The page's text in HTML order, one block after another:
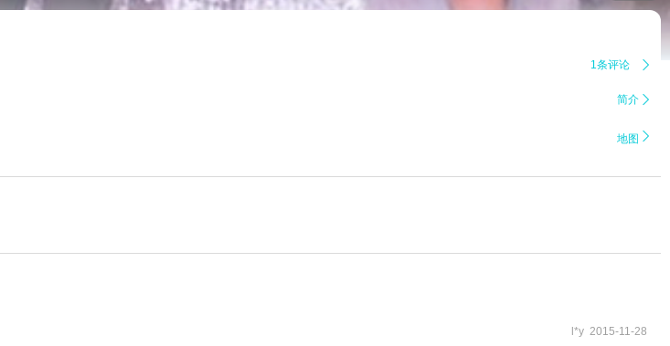
1条评论 
简介 
地图 
l*y 2015-11-28